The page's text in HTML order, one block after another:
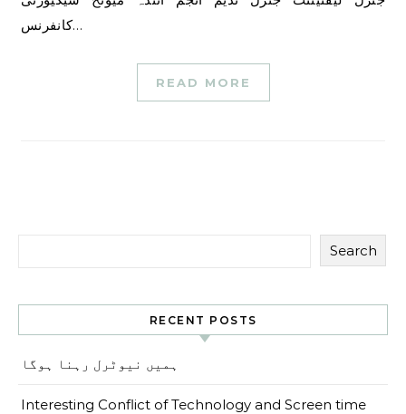
کانفرنس…
READ MORE
Search
RECENT POSTS
ہمیں نیوٹرل رہنا ہوگا
Interesting Conflict of Technology and Screen time